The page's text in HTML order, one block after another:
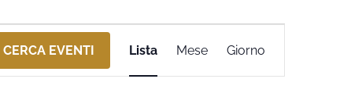
CERCA EVENTI
Viste
Lista Mese Giorno